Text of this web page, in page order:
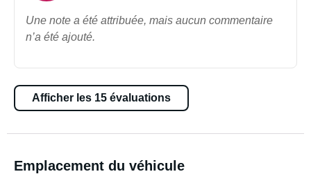
Une note a été attribuée, mais aucun commentaire
n’a été ajouté.
Afficher les 15 évaluations
Emplacement du véhicule